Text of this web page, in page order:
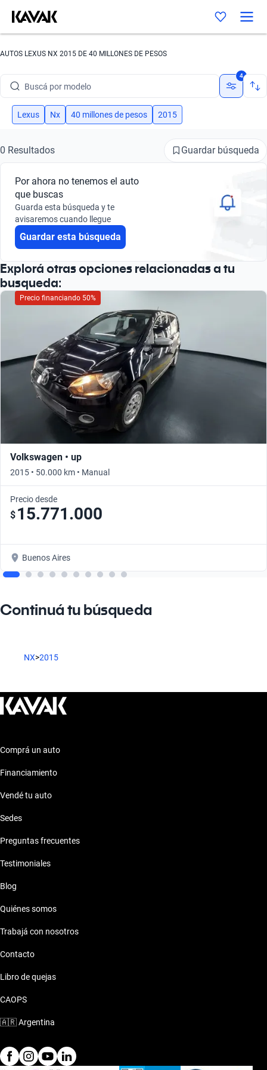
AUTOS LEXUS NX 2015 DE 40 MILLONES DE PESOS
Buscá por modelo
Buscá por versión
Buscá por marca
Buscá por modelo
Buscá por versión
4
Lexus Nx 40 millones de pesos 2015
0 Resultados Guardar búsqueda
Por ahora no tenemos el auto
que buscas
Guarda esta búsqueda y te
avisaremos cuando llegue
Guardar esta búsqueda
Explorá otras opciones relacionadas a tu
busqueda:
Precio financiando 50%
Volkswagen • up
2015 • 50.000 km • Manual
Precio desde
$ 15.771.000
Buenos Aires
Continuá tu búsqueda
NX>2015
Comprá un auto
Financiamiento
Vendé tu auto
Sedes
Preguntas frecuentes
Testimoniales
Blog
Quiénes somos
Trabajá con nosotros
Contacto
Libro de quejas
CAOPS
🇦🇷Argentina